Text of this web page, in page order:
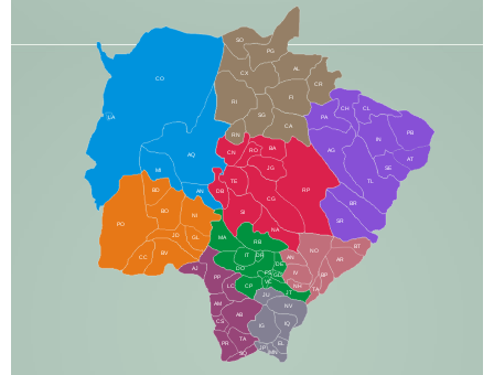
CO
AQ
MI
AN
CX
RI
AL
CR
FI
SG
BA
CA
PA
CH CL
PB
SE
TL
AG
BR
SR
BT
AR
RP
RO
JG
CG
SI
NA
TA
NH
JT
RB
MA
IT
DR
DO
CP
JU
NV
IQ
EL
BD
BO
NI
JD
PO
BV
CC
PP
AJ
LC
AM
AB
JP
DB
TE
CS
PR
TA
SQ
IG
MN
IN
NO
BP
RN
CN
GL
AN
IV
FS
VC
GD
DE
AT
PG
SO
LA